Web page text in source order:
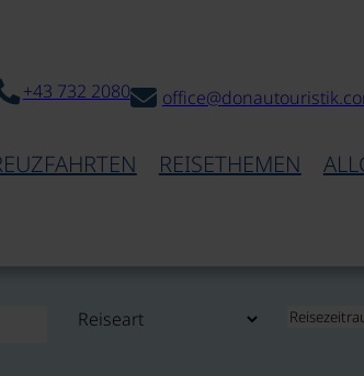
+43 732 2080
REISETHEMEN